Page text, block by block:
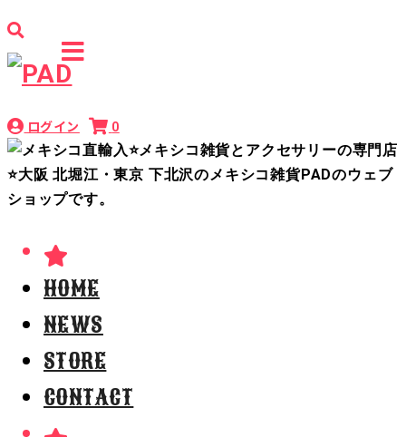
ログイン 0
HOME
NEWS
STORE
CONTACT